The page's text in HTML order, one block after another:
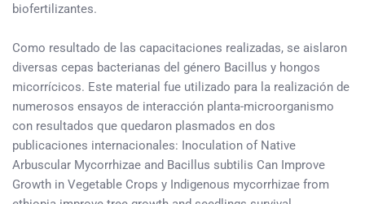
biofertilizantes.
Como resultado de las capacitaciones realizadas, se aislaron
diversas cepas bacterianas del género Bacillus y hongos
micorrícicos. Este material fue utilizado para la realización de
numerosos ensayos de interacción planta-microorganismo
con resultados que quedaron plasmados en dos
publicaciones internacionales: Inoculation of Native
Arbuscular Mycorrhizae and Bacillus subtilis Can Improve
Growth in Vegetable Crops y Indigenous mycorrhizae from